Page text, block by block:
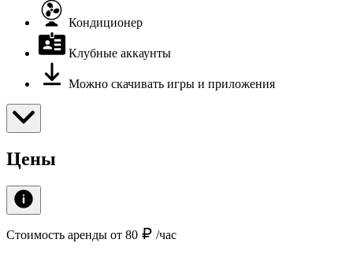
Кондиционер
Клубные аккаунты
Можно скачивать игры и приложения
Цены
Стоимость аренды от 80 /час